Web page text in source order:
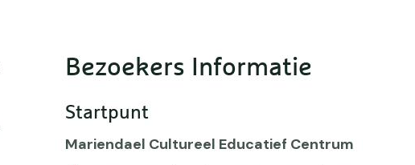
Bezoekers Informatie
Startpunt
Mariendael Cultureel Educatief Centrum